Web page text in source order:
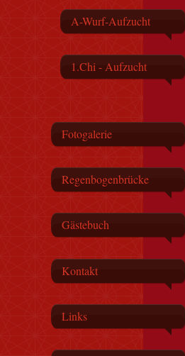
A-Wurf-Aufzucht
1.Chi - Aufzucht
Fotogalerie
Regenbogenbrücke
Gästebuch
Kontakt
Links